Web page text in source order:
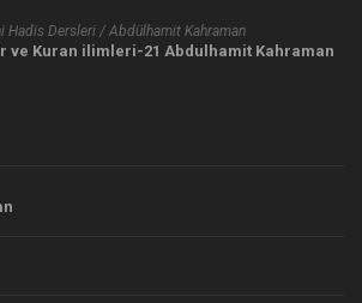
Hadis Dersleri / Abdülhamit Kahraman
ve Kuran ilimleri-21 Abdulhamit Kahraman